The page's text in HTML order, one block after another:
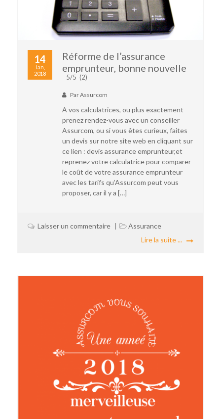
14
Jan,
2018
Réforme de l’assurance
emprunteur, bonne nouvelle
5/5 (2)
ParAssurcom
A vos calculatrices, ou plus exactement
prenez rendez-vous avec un conseiller
Assurcom, ou si vous êtes curieux, faites
un devis sur notre site web en cliquant sur
ce lien : devis assurance emprunteur,et
reprenez votre calculatrice pour comparer
le coût de votre assurance emprunteur
avec les tarifs qu’Assurcom peut vous
proposer, car il y a […]
Laisser un commentaire
Assurance
Lire la suite ...